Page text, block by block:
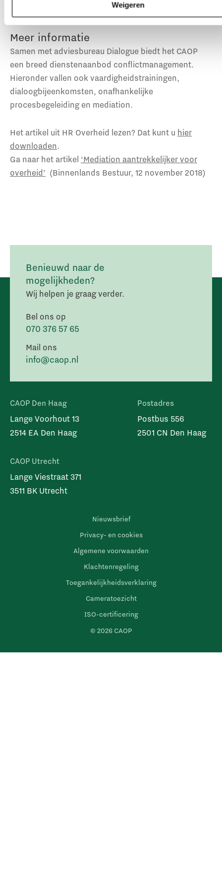
Weigeren
Meer informatie
Samen met adviesbureau Dialogue biedt het CAOP
een breed dienstenaanbod conflictmanagement.
Hieronder vallen ook vaardigheidstrainingen,
dialoogbijeenkomsten, onafhankelijke
procesbegeleiding en mediation.
Het artikel uit HR Overheid lezen? Dat kunt u hier
downloaden.
Ga naar het artikel ‘Mediation aantrekkelijker voor
overheid’ (Binnenlands Bestuur, 12 november 2018)
Benieuwd naar de
mogelijkheden?
Wij helpen je graag verder.
Bel ons op
070 376 57 65
Mail ons
info@caop.nl
CAOP Den Haag
Lange Voorhout 13
2514 EA Den Haag
CAOP Utrecht
Lange Viestraat 371
3511 BK Utrecht
Postadres
Postbus 556
2501 CN Den Haag
© 2026 CAOP
Nieuwsbrief
Privacy- en cookies
Algemene voorwaarden
Klachtenregeling
Toegankelijkheidsverklaring
Cameratoezicht
ISO-certificering